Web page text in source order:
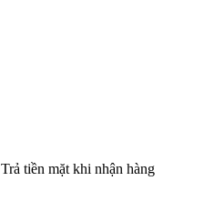
Trả tiền mặt khi nhận hàng